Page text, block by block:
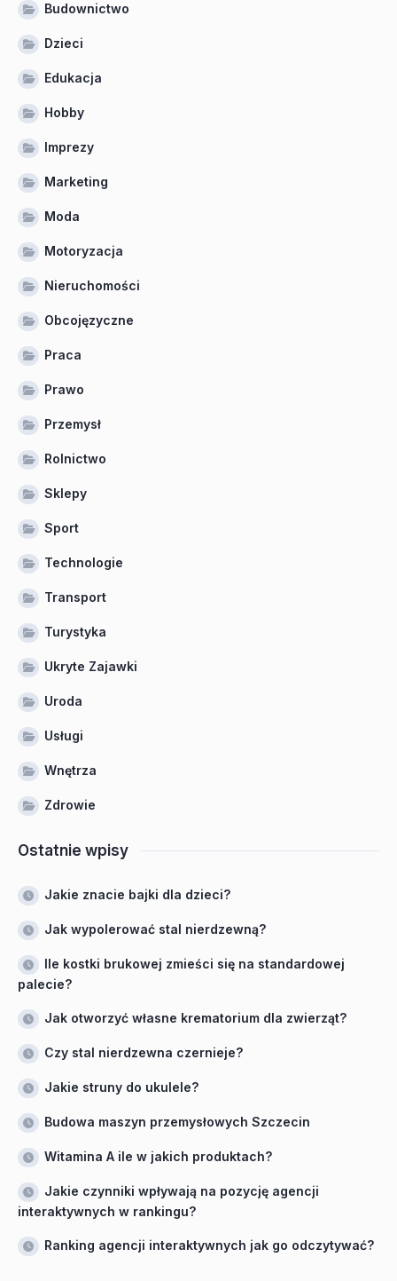
Budownictwo
Dzieci
Edukacja
Hobby
Imprezy
Marketing
Moda
Motoryzacja
Nieruchomości
Obcojęzyczne
Praca
Prawo
Przemysł
Rolnictwo
Sklepy
Sport
Technologie
Transport
Turystyka
Ukryte Zajawki
Uroda
Usługi
Wnętrza
Zdrowie
Ostatnie wpisy
Jakie znacie bajki dla dzieci?
Jak wypolerować stal nierdzewną?
Ile kostki brukowej zmieści się na standardowej
palecie?
Jak otworzyć własne krematorium dla zwierząt?
Czy stal nierdzewna czernieje?
Jakie struny do ukulele?
Budowa maszyn przemysłowych Szczecin
Witamina A ile w jakich produktach?
Jakie czynniki wpływają na pozycję agencji
interaktywnych w rankingu?
Ranking agencji interaktywnych jak go odczytywać?